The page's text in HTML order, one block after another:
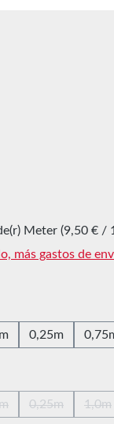
Meter (9,50 € /
más gastos de
0,25m
no está disponible
(Esta opción no está
0,25m
(Esta opción
1,0m